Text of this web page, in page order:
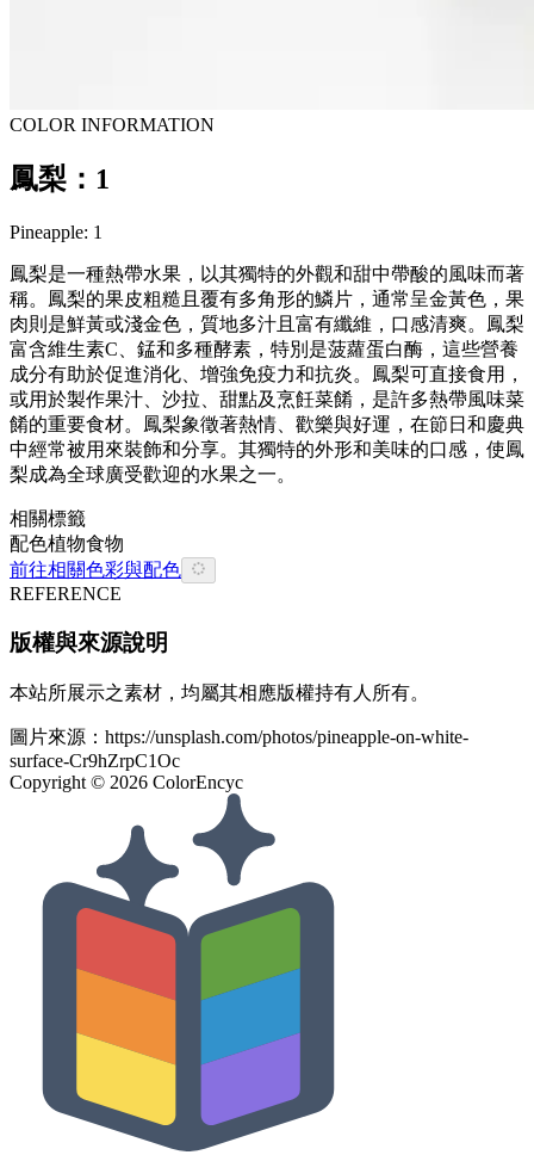
COLOR INFORMATION
鳳梨：1
Pineapple: 1
鳳梨是一種熱帶水果，以其獨特的外觀和甜中帶酸的風味而著
稱。鳳梨的果皮粗糙且覆有多角形的鱗片，通常呈金黃色，果
肉則是鮮黃或淺金色，質地多汁且富有纖維，口感清爽。鳳梨
富含維生素C、錳和多種酵素，特別是菠蘿蛋白酶，這些營養
成分有助於促進消化、增強免疫力和抗炎。鳳梨可直接食用，
或用於製作果汁、沙拉、甜點及烹飪菜餚，是許多熱帶風味菜
餚的重要食材。鳳梨象徵著熱情、歡樂與好運，在節日和慶典
中經常被用來裝飾和分享。其獨特的外形和美味的口感，使鳳
梨成為全球廣受歡迎的水果之一。
相關標籤
配色植物食物
前往相關色彩與配色
REFERENCE
版權與來源說明
本站所展示之素材，均屬其相應版權持有人所有。
圖片來源： https://unsplash.com/photos/pineapple-on-white-
surface-Cr9hZrpC1Oc
Copyright © 2026 ColorEncyc